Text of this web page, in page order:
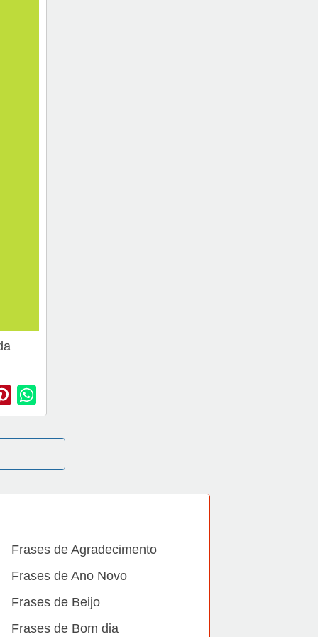
Frases de Agradecimento
Frases de Ano Novo
Frases de Beijo
Frases de Bom dia